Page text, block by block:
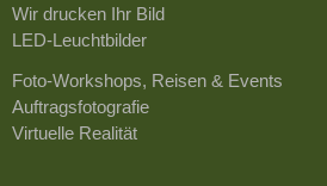
Wir drucken Ihr Bild
LED-Leuchtbilder
Foto-Workshops, Reisen & Events
Auftragsfotografie
Virtuelle Realität